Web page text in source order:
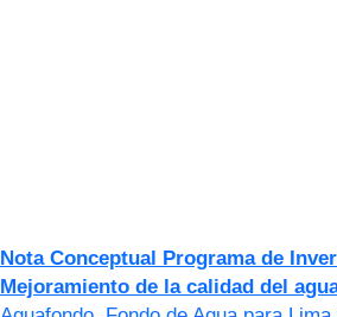
Nota Conceptual Programa de
Mejoramiento de la calidad del